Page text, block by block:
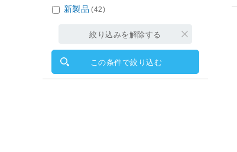
新製品 (42)
絞り込みを解除する
この条件で絞り込む